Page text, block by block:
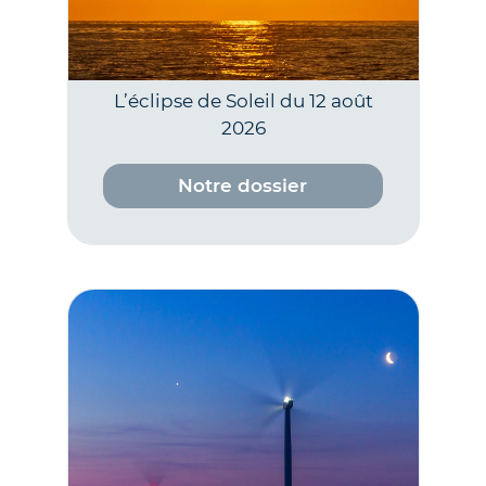
L’éclipse de Soleil du 12 août
2026
Notre dossier